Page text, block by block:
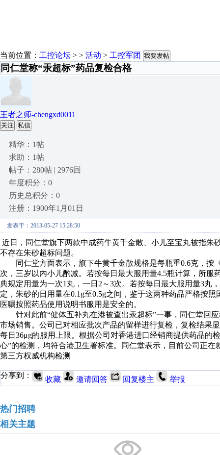
当前位置： 工控论坛 > > 活动 > 工控军团 我要发帖
同仁堂称“汞超标”药品复检合格
王者之师-chengxd0011
关注 私信
精华：1帖
求助：1帖
帖子：280帖 | 2976回
年度积分：0
历史总积分：0
注册：1900年1月01日
发表于：2013-05-27 15:28:50
近日，同仁堂旗下两款中成药牛黄千金散、小儿至宝丸被指
不存在朱砂超标问题。
同仁堂方面表示，旗下牛黄千金散规格是每瓶重0.6克，按
次，三岁以内小儿酌减。若按每日最大服用量4.5瓶计算，所服
典规定用量为一次1丸，一日2～3次。若按每日最大服用量3丸
定，朱砂的日用量在0.1g至0.5g之间，鉴于这两种药品严格按
医嘱按照药品使用说明书服用是安全的。
针对此前“健体五补丸在港被查出汞超标”一事，同仁堂回
市场销售。公司已对相应批次产品的留样进行复检，复检结果
每日36μg的服用上限。根据公司对香港进口经销商提供药品的
心”的检测，均符合港卫生署标准。同仁堂表示，目前公司正
第三方权威机构检测
分享到： 收藏 邀请回答 回复楼主 举报
热门招聘
相关主题